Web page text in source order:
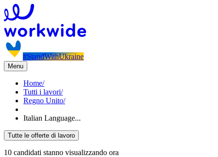
#StandWithUkraine
Menu
Home/
Tutti i lavori/
Regno Unito/
Italian Language...
Tutte le offerte di lavoro
10 candidati stanno visualizzando ora